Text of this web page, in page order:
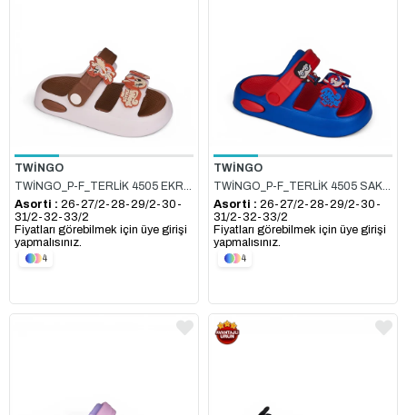
TWİNGO
TWİNGO_P-F_TERLİK 4505 EKRU_TABA
Asorti : 26-27/2-28-29/2-30-
31/2-32-33/2
Fiyatları görebilmek için üye girişi
yapmalısınız.
4
TWİNGO
TWİNGO_P-F_TERLİK 4505 SAKS_KIRMIZI
Asorti : 26-27/2-28-29/2-30-
31/2-32-33/2
Fiyatları görebilmek için üye girişi
yapmalısınız.
4